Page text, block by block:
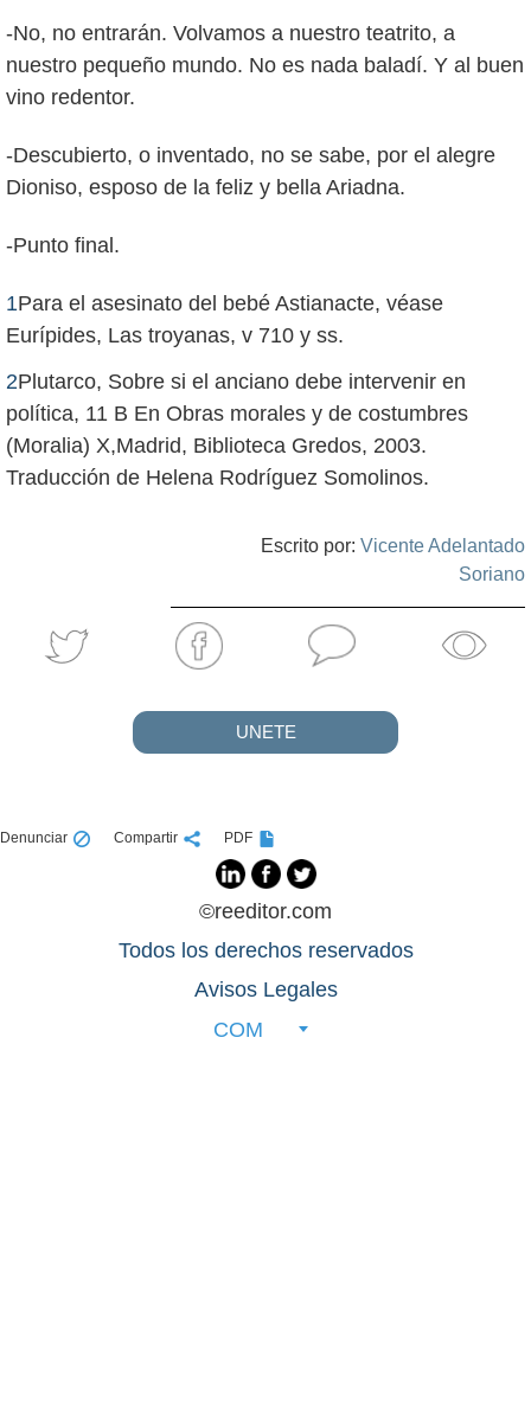
-No, no entrarán. Volvamos a nuestro teatrito, a
nuestro pequeño mundo. No es nada baladí. Y al buen
vino redentor.
-Descubierto, o inventado, no se sabe, por el alegre
Dioniso, esposo de la feliz y bella Ariadna.
-Punto final.
1Para el asesinato del bebé Astianacte, véase
Eurípides, Las troyanas, v 710 y ss.
2Plutarco, Sobre si el anciano debe intervenir en
política, 11 B En Obras morales y de costumbres
(Moralia) X,Madrid, Biblioteca Gredos, 2003.
Traducción de Helena Rodríguez Somolinos.
Escrito por: Vicente Adelantado
Soriano
UNETE
Denunciar Compartir PDF
©reeditor.com
Todos los derechos reservados
Avisos Legales